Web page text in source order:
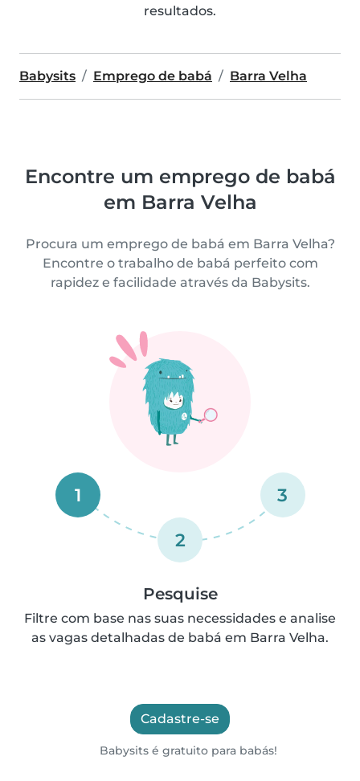
resultados.
Babysits Emprego de babá Barra Velha
Encontre um emprego de babá
em Barra Velha
Procura um emprego de babá em Barra Velha?
Encontre o trabalho de babá perfeito com
rapidez e facilidade através da Babysits.
1
2
3
Pesquise
Filtre com base nas suas necessidades e analise
as vagas detalhadas de babá em Barra Velha.
Cadastre-se
Babysits é gratuito para babás!